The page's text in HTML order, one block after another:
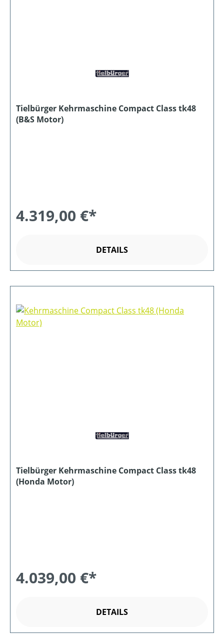
Tielbürger Kehrmaschine Compact Class tk48
(B&S Motor)
4.319,00 €*
DETAILS
Tielbürger Kehrmaschine Compact Class tk48
(Honda Motor)
4.039,00 €*
DETAILS